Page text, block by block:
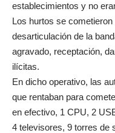
establecimientos y no
Los hurtos se
desarticulación de la
agravado, receptación,
ilícitas.
En dicho operativo, las
que rentaban para
en efectivo, 1 CPU, 2
4 televisores, 9 torres de